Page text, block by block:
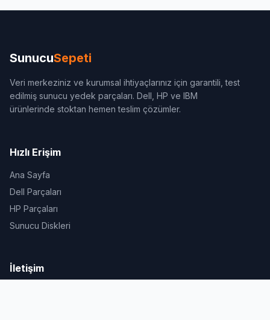
SunucuSepeti
Veri merkeziniz ve kurumsal ihtiyaçlarınız için garantili, test
edilmiş sunucu yedek parçaları. Dell, HP ve IBM
ürünlerinde stoktan hemen teslim çözümler.
Hızlı Erişim
Ana Sayfa
Dell Parçaları
HP Parçaları
Sunucu Diskleri
İletişim